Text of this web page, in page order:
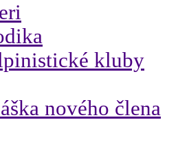
kluby
nového člena